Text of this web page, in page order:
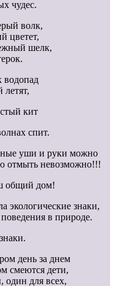
чудес.
волк,
цветет,
шелк,
водопад
летят,
кит
спит.
уши и руки можно
отмыть невозможно!!!
общий дом!
экологические знаки,
в природе.
день за днем
смеются дети,
для всех,